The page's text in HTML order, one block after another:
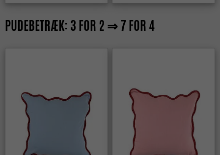
PUDEBETRÆK: 3 FOR 2 ⇒ 7 FOR 4